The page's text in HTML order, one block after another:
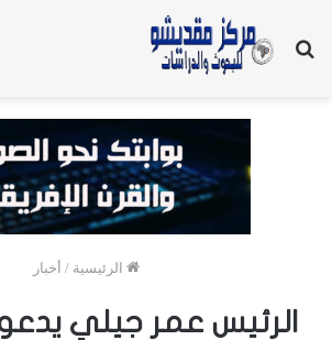
بحث
الرئيسية / أخبار
الرئيس عمر جيلي